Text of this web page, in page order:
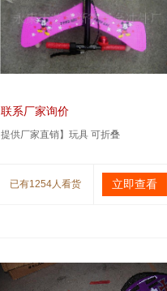
联系厂家询价
提供厂家直销】玩具 可折叠
已有1254人看货 立即查看